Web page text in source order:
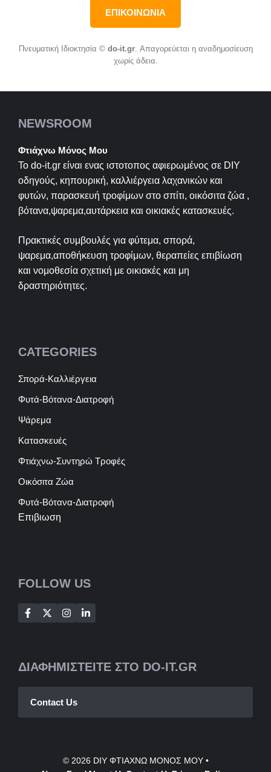
ΕΠΙΚΟΙΝΩΝΙΑ
Πνευματική Ιδιοκτησία © do-it.gr. Απαγορεύεται η αναδημοσίευση
χωρίς άδεια.
NEWSROOM
Φτιάχνω Μόνος Μου
Το do-it.gr είναι ενας ιστοτοπος αφιερωμένος σε DIY
οδηγούς, κηπουρική, καλλιέργεια λαχανικών και
φυτών, παρασκευή τροφίμων στο σπίτι, οικόσιτα ζώα ,
βότανα,ψαρεμα,αυτάρκεια και οικιακές κατασκευές.
Πρακτικές συμβουλές για φύτεμα, σπορά,
ψαρεμα,αποθήκευση τροφίμων, θεραπείες επιβίωση
και νομοθεσία σχετική με οικιακές και μη
δραστηριότητες.
CATEGORIES
Σπορά-Καλλιέργεια
Φυτά-Βότανα-Διατροφή
Ψάρεμα
Κατασκευές
Φτιάχνω-Συντηρώ Τροφές
Οικόσιτα Ζώα
Φυτά-Βότανα-Διατροφή
Επιβιωση
FOLLOW US
ΔΙΑΦΗΜΙΣΤΕΙΤΕ ΣΤΟ DO-IT.GR
Contact Us
© 2026 DIY ΦΤΙΑΧΝΩ ΜΟΝΟΣ ΜΟΥ•